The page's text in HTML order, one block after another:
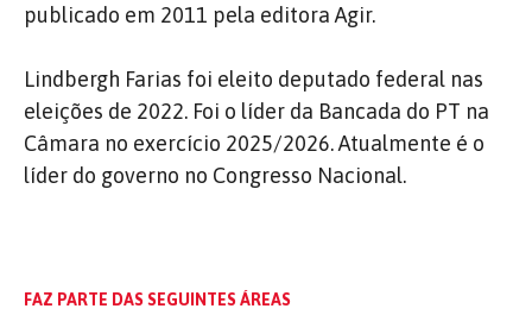
publicado em 2011 pela editora Agir.
Lindbergh Farias foi eleito deputado federal nas
eleições de 2022. Foi o líder da Bancada do PT na
Câmara no exercício 2025/2026. Atualmente é o
líder do governo no Congresso Nacional.
FAZ PARTE DAS SEGUINTES ÁREAS